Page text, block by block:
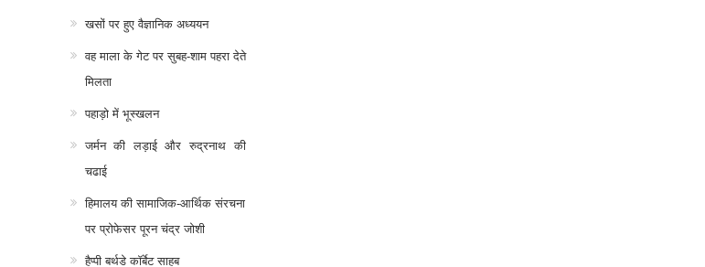
खसों पर हुए वैज्ञानिक अध्ययन
वह माला के गेट पर सुबह-शाम पहरा देते
मिलता
पहाड़ो में भूस्खलन
जर्मन की लड़ाई और रुद्रनाथ की
चढाई
हिमालय की सामाजिक-आर्थिक संरचना
पर प्रोफेसर पूरन चंद्र जोशी
हैप्पी बर्थडे कॉर्बेट साहब